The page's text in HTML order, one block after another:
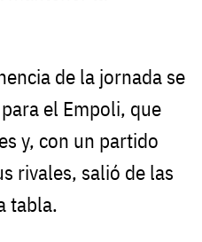
de la jornada se
el Empoli, que
y, con un partido
rivales, salió de las
tabla.